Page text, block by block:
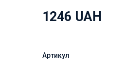
1246 UAH
Артикул